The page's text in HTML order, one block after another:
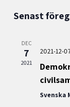
datum.
Senast
DEC
7
2021
2021-12-
Svenska